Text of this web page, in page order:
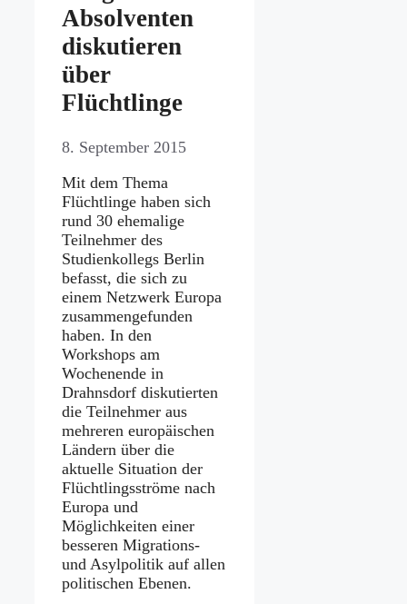
Absolventen
diskutieren
über
Flüchtlinge
8. September 2015
Mit dem Thema
Flüchtlinge haben sich
rund 30 ehemalige
Teilnehmer des
Studienkollegs Berlin
befasst, die sich zu
einem Netzwerk Europa
zusammengefunden
haben. In den
Workshops am
Wochenende in
Drahnsdorf diskutierten
die Teilnehmer aus
mehreren europäischen
Ländern über die
aktuelle Situation der
Flüchtlingsströme nach
Europa und
Möglichkeiten einer
besseren Migrations-
und Asylpolitik auf allen
politischen Ebenen.